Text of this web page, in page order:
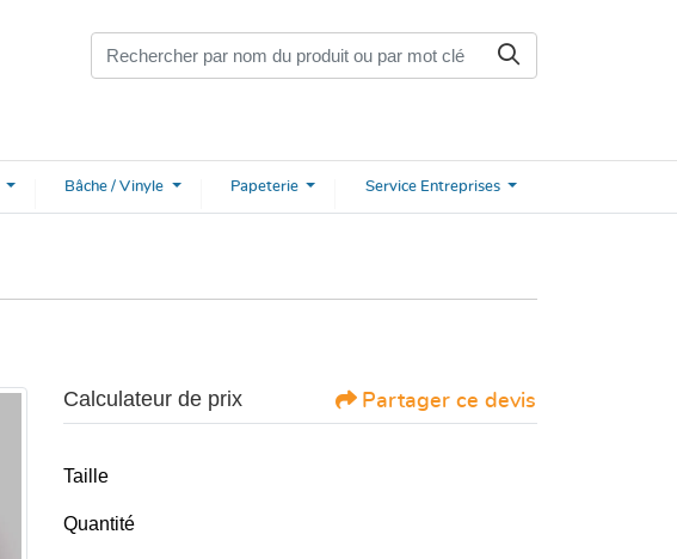
Bâche / Vinyle Papeterie Service Entreprises
Calculateur de prix Partager ce devis
Taille
Quantité